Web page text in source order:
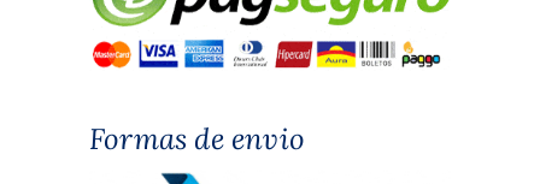
Formas de envio